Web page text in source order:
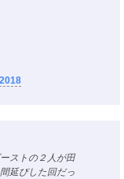
ストの２人が田
延びした回だっ